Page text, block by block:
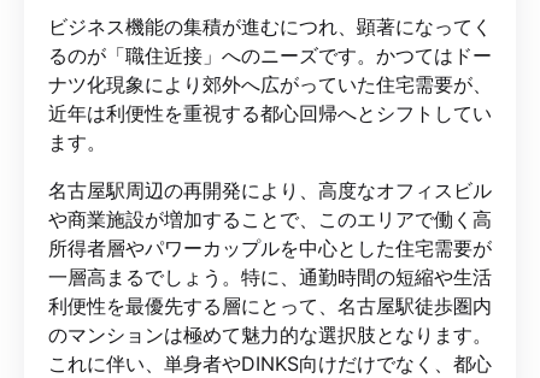
ビジネス機能の集積が進むにつれ、顕著になってく
るのが「職住近接」へのニーズです。かつてはドー
ナツ化現象により郊外へ広がっていた住宅需要が、
近年は利便性を重視する都心回帰へとシフトしてい
ます。
名古屋駅周辺の再開発により、高度なオフィスビル
や商業施設が増加することで、このエリアで働く高
所得者層やパワーカップルを中心とした住宅需要が
一層高まるでしょう。特に、通勤時間の短縮や生活
利便性を最優先する層にとって、名古屋駅徒歩圏内
のマンションは極めて魅力的な選択肢となります。
これに伴い、単身者やDINKS向けだけでなく、都心